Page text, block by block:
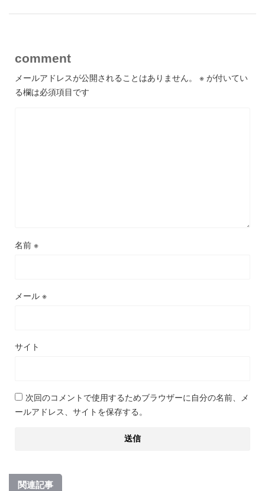
comment
メールアドレスが公開されることはありません。 ※ が付いてい
る欄は必須項目です
名前 ※
メール ※
サイト
次回のコメントで使用するためブラウザーに自分の名前、メ
ールアドレス、サイトを保存する。
関連記事